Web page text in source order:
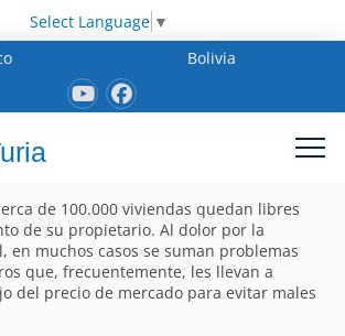
Select Language ▼
Bolivia
de 100.000 viviendas quedan libres
de su propietario. Al dolor por la
en muchos casos se suman problemas
que, frecuentemente, les llevan a
del precio de mercado para evitar males